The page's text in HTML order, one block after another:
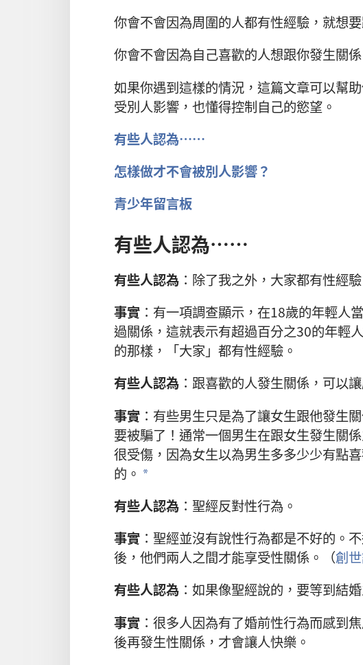
你會不會因為周圍的人都有性經驗，就想
你會不會因為自己喜歡的人想跟你發生關
如果你遇到這樣的情況，這篇文章可以幫
受別人影響，也懂得控制自己的慾望。
有些人認為……
怎樣做才不會被別人影響？
青少年留言板
有些人認為……
有些人認為 ：除了我之外，大家都有性經驗
事實 ：有一項調查顯示，在18歲的年輕人
過關係，這就表示有超過百分之30的年輕人
的那樣，「大家」都有性經驗。
有些人認為 ：跟喜歡的人發生關係，可以
事實 ：有些男生只是為了讓女生跟他發生
要被騙了！通常一個男生在跟女生發生關
很受傷，因為女生以為男生多多少少有點
的。 a
有些人認為 ：聖經反對性行為。
事實 ：聖經並沒有說性行為都是不好的。
後，他們兩人之間才能享受性關係。（創
有些人認為 ：如果像聖經說的，要等到結
事實 ：很多人因為有了婚前性行為而感到
後再發生性關係，才會讓人快樂。